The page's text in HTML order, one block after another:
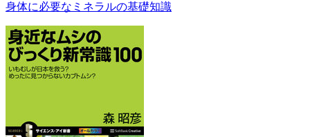
身体に必要なミネラルの基礎知識